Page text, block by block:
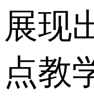
展现
点教